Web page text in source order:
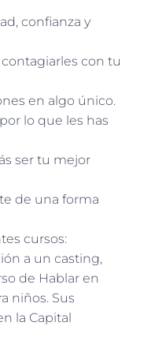
confianza y
con tu
en algo único.
lo que les has
ser tu mejor
de una forma
cursos:
a un casting,
de Hablar en
niños. Sus
la Capital